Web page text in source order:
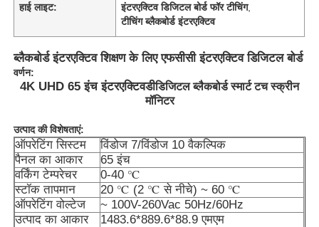
हाई लाइट:
इंटरएक्टिव डिजिटल बोर्ड फॉर टीचिंग,
टीचिंग ब्लैकबोर्ड इंटरएक्टिव
ब्लैकबोर्ड इंटरएक्टिव शिक्षण के लिए एफसीसी इंटरएक्टिव डिजिटल बोर्ड
वर्णन:
4K UHD 65 इंच इंटरएक्टिवडीडिजिटल ब्लैकबोर्ड स्मार्ट टच स्क्रीन
मॉनिटर
उत्पाद की विशेषताएं:
ऑपरेटिंग सिस्टम
विंडोज 7/विंडोज 10 वैकल्पिक
पैनल का आकार
65 इंच
वर्किंग टेम्परेचर
0-40 ℃
स्टॉक तापमान
20 ℃ (2 ℃ से नीचे) ~ 60 ℃
ऑपरेटिंग वोल्टेज
~ 100V-260Vac 50Hz/60Hz
उत्पाद का आकार
1483.6*889.6*88.9 एमएम